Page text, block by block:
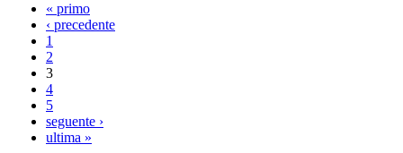
« primo
‹ precedente
1
2
3
4
5
seguente ›
ultima »